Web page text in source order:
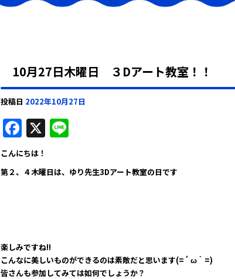
10月27日木曜日 ３Dアート教室！！
投稿日 2022年10月27日
F
a
c
e
o
k
X
e
こんにちは！
第２、４木曜日は、ゆり先生3Dアート教室の日です
楽しみですね!!
こんなに美しいものができるのは素敵だと思います(=´ ω｀=)
皆さんも参加してみては如何でしょうか？